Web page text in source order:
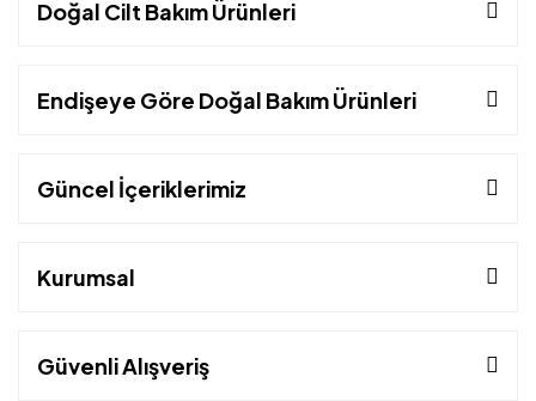
Doğal Cilt Bakım Ürünleri
Endişeye Göre Doğal Bakım Ürünleri
Güncel İçeriklerimiz
Kurumsal
Güvenli Alışveriş